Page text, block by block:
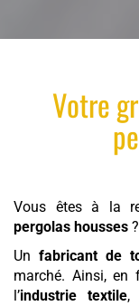
Votre
Vous êtes à la
pergolas housses ?
Un fabricant de
marché. Ainsi, en
l’industrie textile,